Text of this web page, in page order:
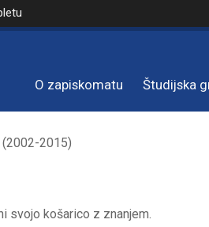
O zapiskomatu Študijska
2015)
svojo košarico z znanjem.